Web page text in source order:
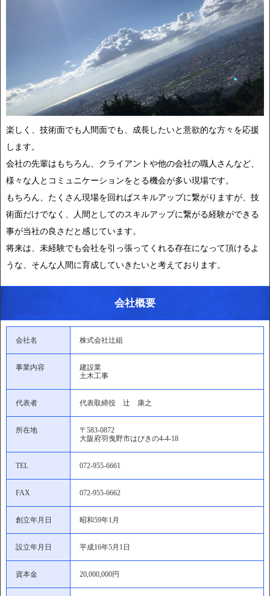
楽しく、技術面でも人間面でも、成長したいと意欲的な方々を応援
します。
会社の先輩はもちろん、クライアントや他の会社の職人さんなど、
様々な人とコミュニケーションをとる機会が多い現場です。
もちろん、たくさん現場を回ればスキルアップに繋がりますが、技
術面だけでなく、人間としてのスキルアップに繋がる経験ができる
事が当社の良さだと感じています。
将来は、未経験でも会社を引っ張ってくれる存在になって頂けるよ
うな、そんな人間に育成していきたいと考えております。
会社概要
会社名 株式会社辻組
事業内容
建設業
土木工事
代表者 代表取締役 辻 康之
所在地
〒583-0872
大阪府羽曳野市はびきの4-4-18
TEL 072-955-6661
FAX 072-955-6662
創立年月日 昭和59年1月
設立年月日 平成16年5月1日
資本金 20,000,000円